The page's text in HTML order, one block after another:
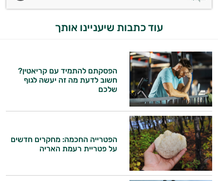
עוד כתבות שיעניינו אותך
הפסקתם להתמיד עם קריאטין?
חשוב לדעת מה זה יעשה לגוף
שלכם
הפטרייה החכמה: מחקרים חדשים
על פטריית רעמת האריה
היי,
אני יועץ הבריאות האישי AI של טבע בריא.